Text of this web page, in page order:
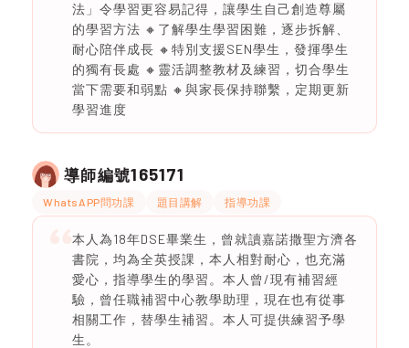
法」令學習更容易記得，讓學生自己創造尊屬
的學習方法 🔸了解學生學習困難，逐步拆解、
耐心陪伴成長 🔸特別支援SEN學生，發揮學生
的獨有長處 🔸靈活調整教材及練習，切合學生
當下需要和弱點 🔸與家長保持聯繫，定期更新
學習進度
導師編號165171
WhatsAPP問功課 題目講解 指導功課
本人為18年DSE畢業生，曾就讀嘉諾撒聖方濟各
書院，均為全英授課，本人相對耐心，也充滿
愛心，指導學生的學習。本人曾/現有補習經
驗，曾任職補習中心教學助理，現在也有從事
相關工作，替學生補習。本人可提供練習予學
生。